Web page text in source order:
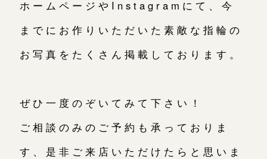
ホームページやInstagramにて、今
までにお作りいただいた素敵な指輪の
お写真をたくさん掲載しております。
ぜひ一度のぞいてみて下さい！
ご相談のみのご予約も承っておりま
す、是非ご来店いただけたらと思いま